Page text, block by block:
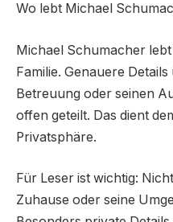
Wo lebt Michael
Michael Schumacher
Familie. Genauere
Betreuung oder seinen
offen geteilt. Das dient
Privatsphäre.
Für Leser ist wichtig:
Zuhause oder seine